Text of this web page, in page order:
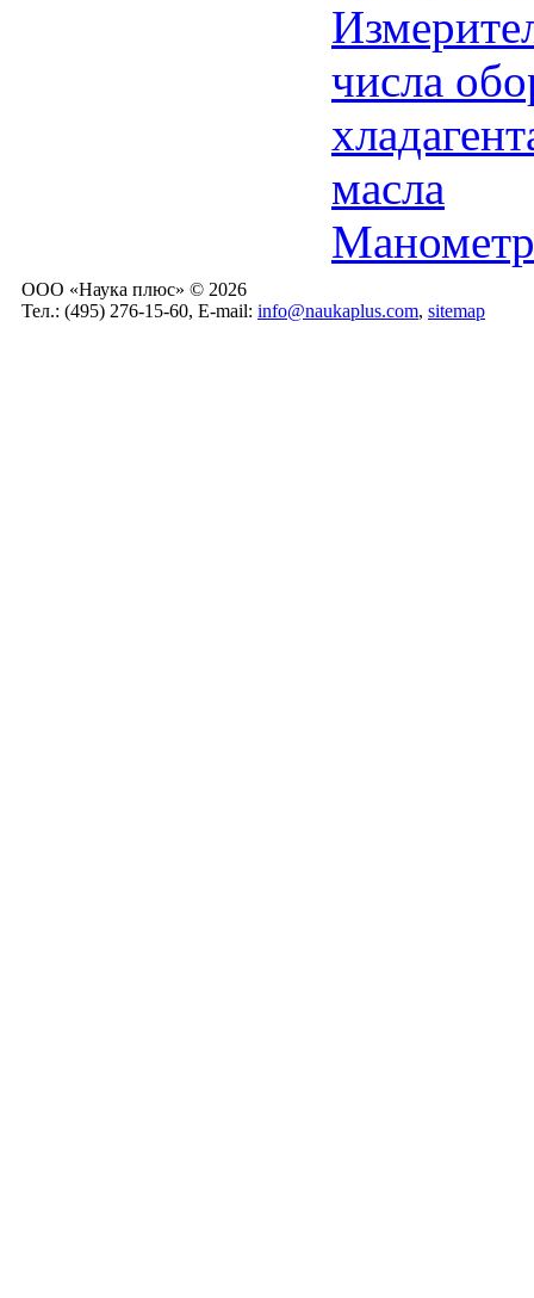
числа
масла
Манометр
ООО «Наука плюс» © 2026
Тел.: (495) 276-15-60, E-mail: info@naukaplus.com, sitemap